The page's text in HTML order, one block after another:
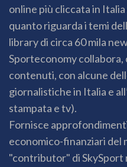
online più cliccata in
quanto riguarda i temi
library di circa 60 mila
Sporteconomy
contenuti, con alcune
giornalistiche in Italia e
stampata e tv).
Fornisce
economico-finanziari del
"contributor" di SkySport